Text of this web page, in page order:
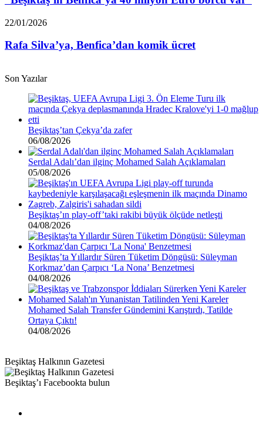
milyon
Euro
borcu
var”
Rafa
Benfica’dan
22/01/2026
Rafa Silva’ya, Benfica’dan komik ücret
Son Yazılar
Beşiktaş’tan Çekya’da zafer
06/08/2026
Serdal Adalı’dan ilginç Mohamed Salah Açıklamaları
05/08/2026
Beşiktaş’ın play-off’taki rakibi büyük ölçüde netleşti
04/08/2026
Beşiktaş’ta Yıllardır Süren Tüketim Döngüsü: Süleyman
Korkmaz’dan Çarpıcı ‘La Nona’ Benzetmesi
04/08/2026
Mohamed Salah Transfer Gündemini Karıştırdı, Tatilde
Ortaya Çıktı!
04/08/2026
Beşiktaş Halkının Gazetesi
Beşiktaş’ı Facebookta bulun